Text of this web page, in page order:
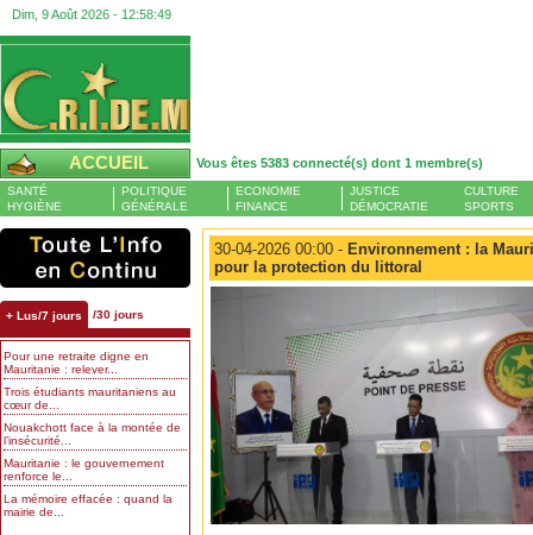
Dim, 9 Août 2026 - 12:58:49
ACCUEIL Vous êtes 5383 connecté(s) dont 1 membre(s)
SANTÉ
HYGIÈNE
POLITIQUE
GÉNÉRALE
ECONOMIE
FINANCE
JUSTICE
DÉMOCRATIE
CULTURE
SPORTS
+ Lus/7 jours /30 jours
Pour une retraite digne en
Mauritanie : relever...
Trois étudiants mauritaniens au
cœur de...
Nouakchott face à la montée de
l’insécurité...
Mauritanie : le gouvernement
renforce le...
La mémoire effacée : quand la
mairie de...
30-04-2026 00:00 - Environnement : la
pour la protection du littoral